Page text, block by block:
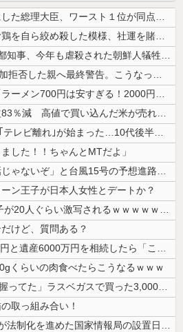
【ニュース】日本をダメにした総理大臣、ワースト１位が同点でこの人ｗｗｗ...
フジテレビが金の卵を産む鶏を自ら絞め殺した模様、社運を賭けたドル箱コン...
（ ´_ゝ`）東京新聞「小池都知事、今年も虐殺された朝鮮人犠牲者らを追...
【速報】PTA会長「PTA参加拒否した親へ最終警告。こうなってもいい？...
世界のケイスケ・ホンダ「ラーメン700円は安すぎる！2000円にするべ...
コメ卸大手さん、営業利益83％減 高値で買い込んだ米が売れず「損切り祭...
👴"テレビ大好き"高齢者の｢テレビ離れ｣が始まった…10代後半～20...
した！！ちゃんとMTだよ」
「近年稀に見るどころの話じゃないぞ」と台風15号の予想進路に困惑する人...
ン王子が日本人女性とデートか？
【画像】 パパ活待機中の子が20人ぐらい激写されるｗｗｗｗｗｗｗｗｗｗ...
けど、質問ある？
【衝撃】 ワイ、保険金2億円と遺産6000万円を相続したら「こう」なっ...
くらいの肉食べたらこうなるｗｗｗ
「2年間、たぶん1日4回は握ってた」ラスベガスで買った3,000円のキ...
取っ組み合い！
（ ´_ゝ`）中国「高市政権が法制化を進めた国家情報局の設置日が7月3...